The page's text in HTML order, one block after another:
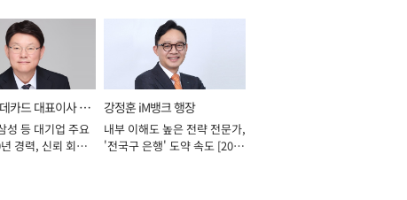
카드 대표이사 사
성 등 대기업 주요
경력, 신뢰 회복
강정훈 iM뱅크 행장
내부 이해도 높은 전략 전문가,
'전국구 은행' 도약 속도 [2026